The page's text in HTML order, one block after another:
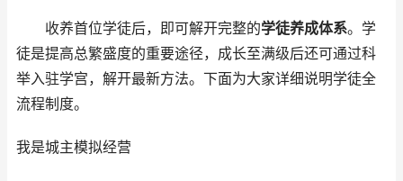
收养首位学徒后，即可解开完整的学徒养成体系。学
徒是提高总繁盛度的重要途径，成长至满级后还可通过科
举入驻学宫，解开最新方法。下面为大家详细说明学徒全
流程制度。
我是城主模拟经营